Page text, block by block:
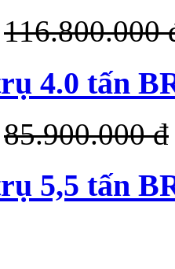
116.800.000
4.0 tấn
85.900.000 đ
5,5 tấn